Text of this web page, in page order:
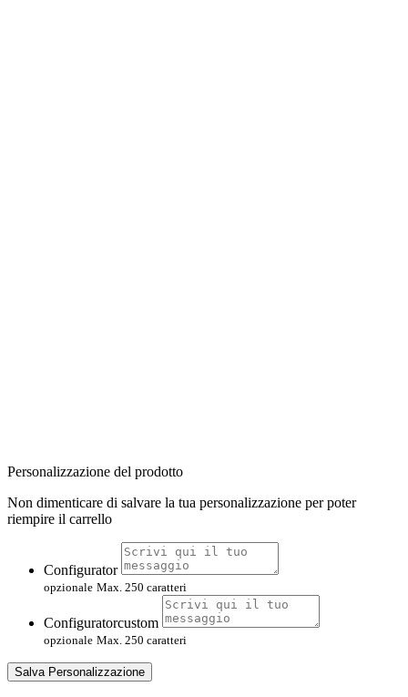
Personalizzazione del prodotto
Non dimenticare di salvare la tua personalizzazione per poter
riempire il carrello
Configurator
opzionale Max. 250 caratteri
Configuratorcustom
opzionale Max. 250 caratteri
Salva Personalizzazione